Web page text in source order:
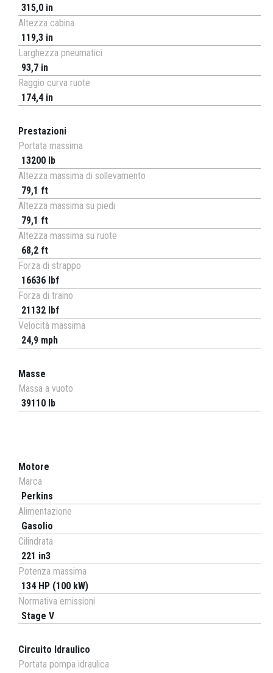
315,0 in
Altezza cabina
119,3 in
Larghezza pneumatici
93,7 in
Raggio curva ruote
174,4 in
Prestazioni
Portata massima
13200 lb
Altezza massima di sollevamento
79,1 ft
Altezza massima su piedi
79,1 ft
Altezza massima su ruote
68,2 ft
Forza di strappo
16636 lbf
Forza di traino
21132 lbf
Velocità massima
24,9 mph
Masse
Massa a vuoto
39110 lb
Motore
Marca
Perkins
Alimentazione
Gasolio
Cilindrata
221 in3
Potenza massima
134 HP (100 kW)
Normativa emissioni
Stage V
Circuito Idraulico
Portata pompa idraulica